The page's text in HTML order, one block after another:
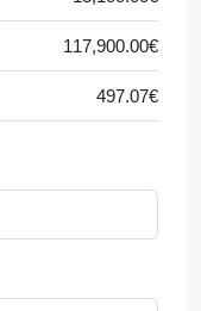
117,900.00€
497.07€